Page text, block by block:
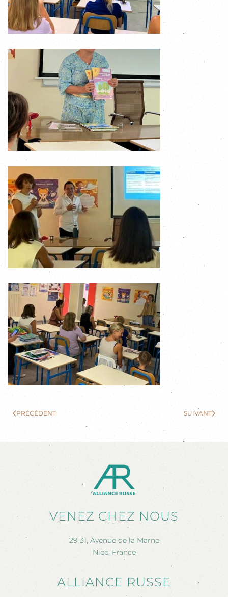
PRÉCÉDENT SUIVANT
VENEZ CHEZ NOUS
29-31, Avenue de la Marne
Nice, France
ALLIANCE RUSSE